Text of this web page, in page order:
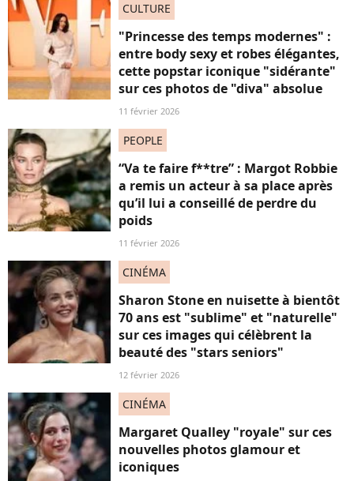
CULTURE
"Princesse des temps modernes" :
entre body sexy et robes élégantes,
cette popstar iconique "sidérante"
sur ces photos de "diva" absolue
11 février 2026
PEOPLE
“Va te faire f**tre” : Margot Robbie
a remis un acteur à sa place après
qu’il lui a conseillé de perdre du
poids
11 février 2026
CINÉMA
Sharon Stone en nuisette à bientôt
70 ans est "sublime" et "naturelle"
sur ces images qui célèbrent la
beauté des "stars seniors"
12 février 2026
CINÉMA
Margaret Qualley "royale" sur ces
nouvelles photos glamour et
iconiques